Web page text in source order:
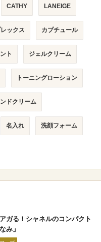
CATHY LANEIGE
ックス カプチュール
ト ジェルクリーム
トーニングローション
ドクリーム
名入れ 洗顔フォーム
ガる！シャネルのコンパクト
み」